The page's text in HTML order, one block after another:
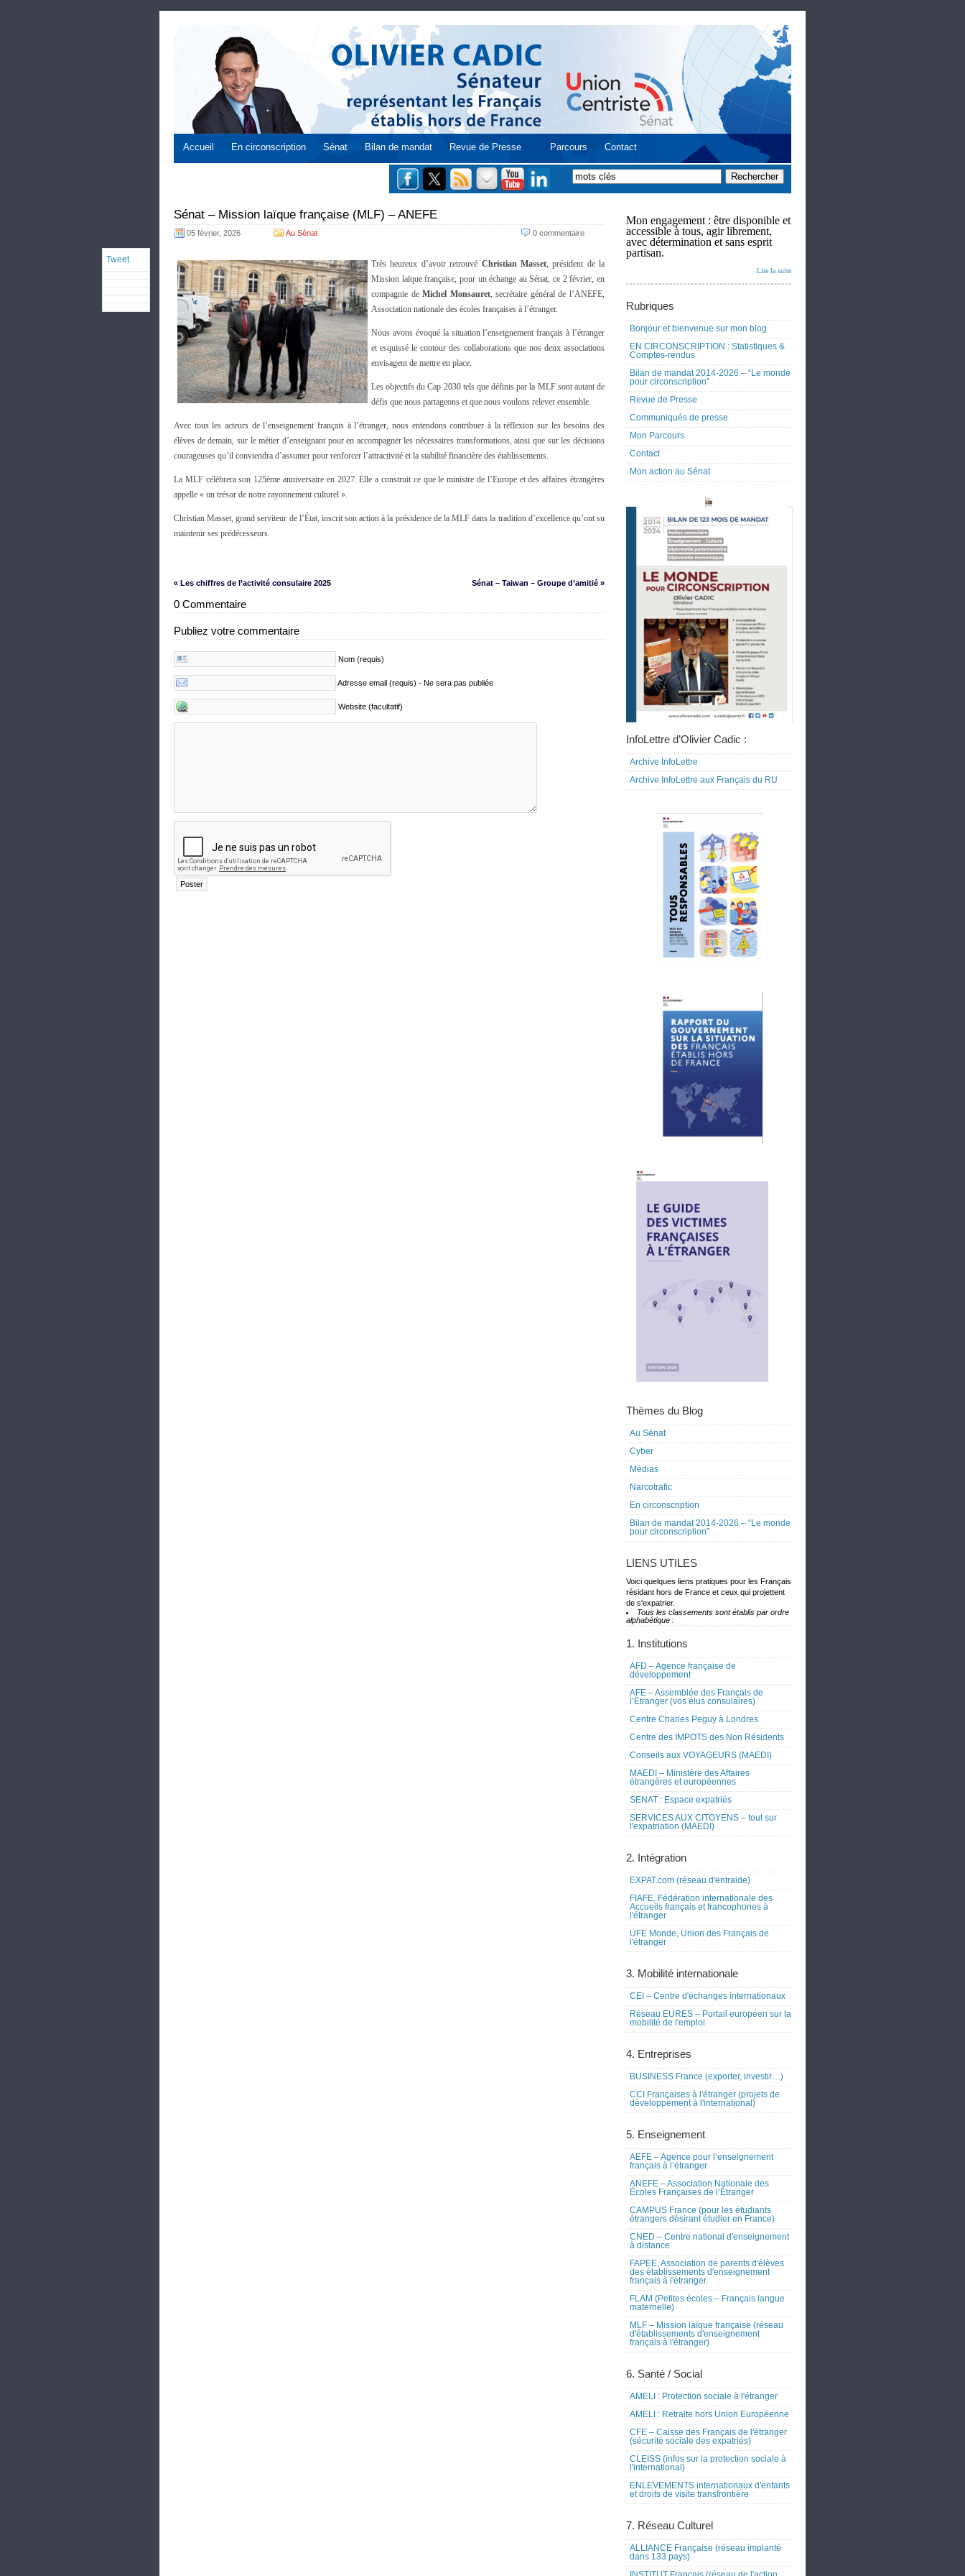
Accueil En circonscription Sénat Bilan de mandat Revue de Presse Parcours Contact
Sénat – Mission laïque française (MLF) – ANEFE
05 février, 2026 Au Sénat 0 commentaire
Tweet Très heureux d’avoir retrouvé Christian Masset, président de la
Mission laïque française, pour un échange au Sénat, ce 2 février, en
compagnie deMichel Monsauret, secrétaire général de l’ANEFE,
Association nationale des écoles françaises à l’étranger.
Nous avons évoqué la situation l’enseignement français à l’étranger
et esquissé le contour des collaborations que nos deux associations
envisagent de mettre en place.
Les objectifs du Cap 2030 tels que définis par la MLF sont autant de
défis que nous partageons et que nous voulons relever ensemble.
Avec tous les acteurs de l’enseignement français à l’étranger, nous entendons contribuer à la réflexion sur les besoins des
élèves de demain, sur le métier d’enseignant pour en accompagner les nécessaires transformations, ainsi que sur les décisions
courageuses qu’il conviendra d’assumer pour renforcer l’attractivité et la stabilité financière des établissements.
La MLF célèbrera son 125ème anniversaire en 2027. Elle a construit ce que le ministre de l’Europe et des affaires étrangères
appelle « un trésor de notre rayonnement culturel ».
Christian Masset, grand serviteur de l’État, inscrit son action à la présidence de la MLF dans la tradition d’excellence qu’ont su
maintenir ses prédécesseurs.
« Les chiffres de l’activité consulaire 2025 Sénat – Taiwan – Groupe d’amitié »
0 Commentaire
Publiez votre commentaire
Nom (requis)
Adresse email (requis) - Ne sera pas publiée
Website (facultatif)
Mon engagement : être disponible et
accessible à tous, agir librement,
avec détermination et sans esprit
partisan.
Lire la suite
Rubriques
Bonjour et bienvenue sur mon blog
EN CIRCONSCRIPTION : Statistiques &
Comptes-rendus
Bilan de mandat 2014-2026 – “Le monde
pour circonscription”
Revue de Presse
Communiqués de presse
Mon Parcours
Contact
Mon action au Sénat
InfoLettre d’Olivier Cadic :
Archive InfoLettre
Archive InfoLettre aux Français du RU
Thèmes du Blog
Au Sénat
Cyber
Médias
Narcotrafic
En circonscription
Bilan de mandat 2014-2026 – “Le monde
pour circonscription”
LIENS UTILES
Voici quelques liens pratiques pour les Français
résidant hors de France et ceux qui projettent
de s'expatrier.
Tous les classements sont établis par ordre
alphabétique :
1. Institutions
AFD – Agence française de
développement
AFE – Assemblée des Français de
l’Etranger (vos élus consulaires)
Centre Charles Peguy à Londres
Centre des IMPOTS des Non Résidents
Conseils aux VOYAGEURS (MAEDI)
MAEDI – Ministère des Affaires
étrangères et européennes
SENAT : Espace expatriés
SERVICES AUX CITOYENS – tout sur
l'expatriation (MAEDI)
2. Intégration
EXPAT.com (réseau d'entraide)
FIAFE, Fédération internationale des
Accueils français et francophones à
l'étranger
UFE Monde, Union des Français de
l'étranger
3. Mobilité internationale
CEI – Centre d'échanges internationaux
Réseau EURES – Portail européen sur la
mobilité de l'emploi
4. Entreprises
BUSINESS France (exporter, investir…)
CCI Françaises à l'étranger (projets de
développement à l'international)
5. Enseignement
AEFE – Agence pour l’enseignement
français à l’étranger
ANEFE – Association Nationale des
Écoles Françaises de l’Étranger
CAMPUS France (pour les étudiants
étrangers désirant étudier en France)
CNED – Centre national d'enseignement
à distance
FAPEE, Association de parents d'élèves
des établissements d'enseignement
français à l'étranger.
FLAM (Petites écoles – Français langue
maternelle)
MLF – Mission laïque française (réseau
d'établissements d'enseignement
français à l'étranger)
6. Santé / Social
AMELI : Protection sociale à l'étranger
AMELI : Retraite hors Union Européenne
CFE – Caisse des Français de l'étranger
(sécurité sociale des expatriés)
CLEISS (infos sur la protection sociale à
l'international)
ENLEVEMENTS internationaux d'enfants
et droits de visite transfrontière
7. Réseau Culturel
ALLIANCE Française (réseau implanté
dans 133 pays)